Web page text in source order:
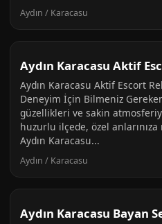
Aydın / Karacasu
Aydın Karacasu Aktif
Aydın Karacasu Aktif Escort
Deneyim İçin Bilmeniz
güzellikleri ve sakin
huzurlu ilçede, özel
Aydın Karacasu...
Aydın / Karacasu
Aydın Karacasu Bayan